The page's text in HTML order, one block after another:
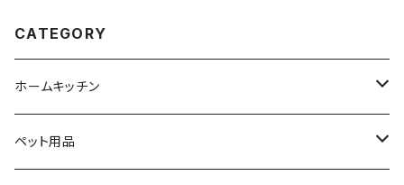
大容量 収納雑貨 インテリア雑
CATEGORY
ホームキッチン
ビーズクッション
ペット用品